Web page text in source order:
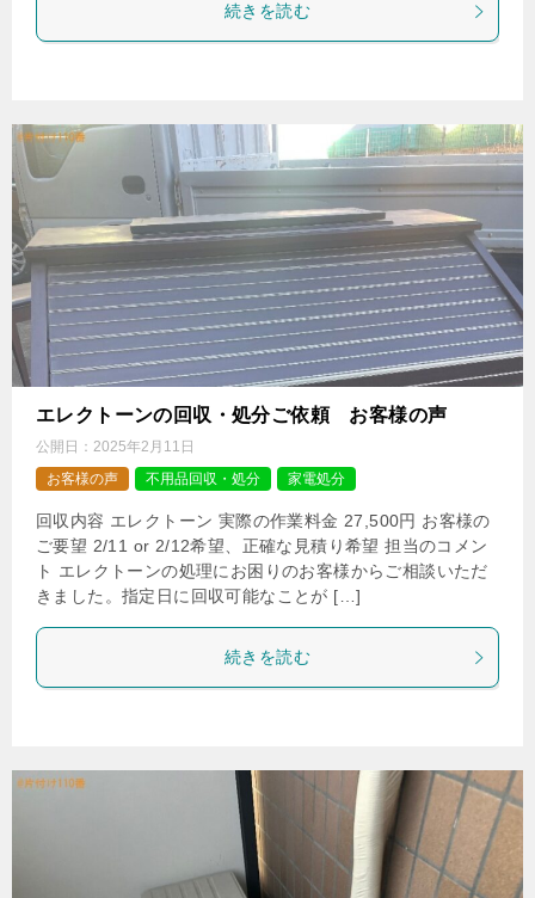
続きを読む
エレクトーンの回収・処分ご依頼 お客様の声
公開日： 2025年2月11日
お客様の声
不用品回収・処分 家電処分
回収内容 エレクトーン 実際の作業料金 27,500円 お客様の
ご要望 2/11 or 2/12希望、正確な見積り希望 担当のコメン
ト エレクトーンの処理にお困りのお客様からご相談いただ
きました。指定日に回収可能なことが […]
続きを読む